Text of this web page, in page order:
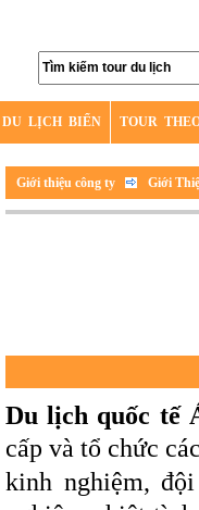
DU LỊCH BIỂN TOUR
Giới thiệu công ty Giới
Du lịch quốc tế
cấp và tổ chức
kinh nghiệm,